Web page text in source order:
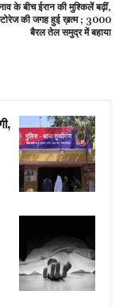
के बीच ईरान की मुश्किलें बढ़ीं,
की जगह हुई ख़त्म ; 3000
बैरल तेल समुद्र में बहाया